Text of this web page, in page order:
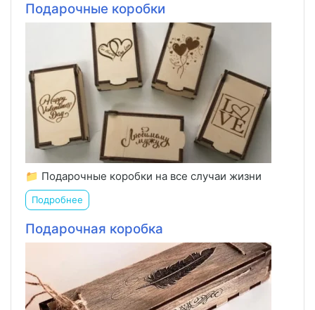
Подарочные коробки
📁 Подарочные коробки на все случаи жизни
Подробнее
Подарочная коробка